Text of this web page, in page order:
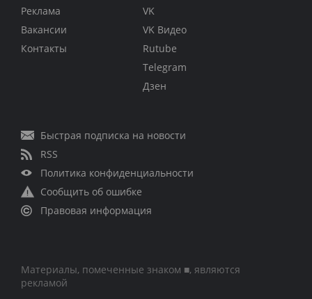
Реклама
Вакансии
Контакты
VK
VK Видео
Rutube
Telegram
Дзен
Быстрая подписка на новости
RSS
Политика конфиденциальности
Сообщить об ошибке
Правовая информация
Материалы, помеченные знаком ■, являются
рекламой